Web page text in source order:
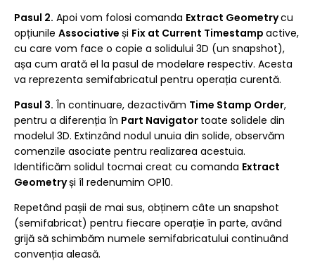
Pasul 2. Apoi vom folosi comanda Extract Geometrycu
opțiunile Associative și Fix at Current Timestamp active,
cu care vom face o copie a solidului 3D (un snapshot),
așa cum arată el la pasul de modelare respectiv. Acesta
va reprezenta semifabricatul pentru operația curentă.
Pasul 3. În continuare, dezactivăm Time Stamp Order,
pentru a diferenția în Part Navigator toate solidele din
modelul 3D. Extinzând nodul unuia din solide, observăm
comenzile asociate pentru realizarea acestuia.
Identificăm solidul tocmai creat cu comanda Extract
Geometryși îl redenumim OP10.
Repetând pașii de mai sus, obținem câte un snapshot
(semifabricat) pentru fiecare operație în parte, având
grijă să schimbăm numele semifabricatului continuând
convenția aleasă.